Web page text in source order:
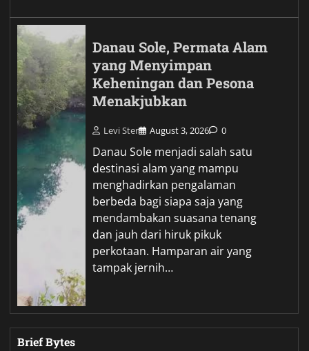
Danau Sole, Permata Alam
yang Menyimpan
Keheningan dan Pesona
Menakjubkan
Levi Ster August 3, 2026 0
Danau Sole menjadi salah satu
destinasi alam yang mampu
menghadirkan pengalaman
berbeda bagi siapa saja yang
mendambakan suasana tenang
dan jauh dari hiruk pikuk
perkotaan. Hamparan air yang
tampak jernih…
Brief Bytes